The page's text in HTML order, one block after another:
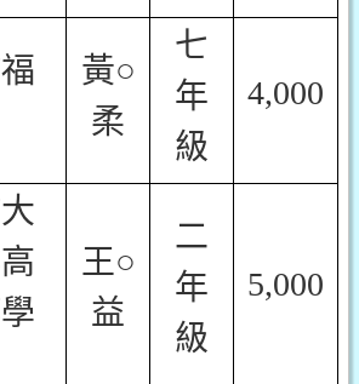
黃○
柔
七
年
級
4,000
王○
益
二
年
級
5,000